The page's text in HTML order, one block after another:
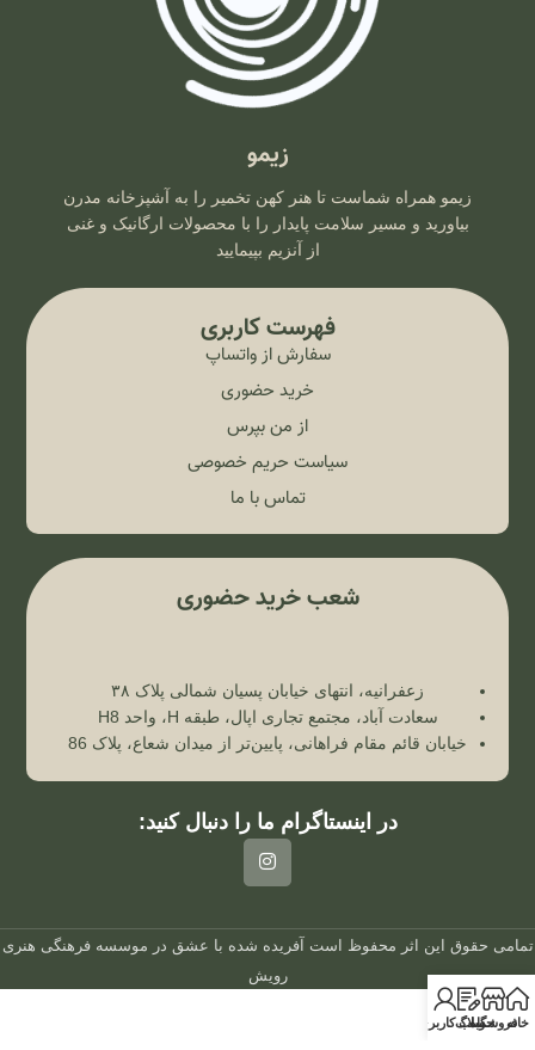
زیمو
زیمو همراه شماست تا هنر کهن تخمیر را به آشپزخانه مدرن
بیاورید و مسیر سلامت پایدار را با محصولات ارگانیک و غنی
از آنزیم بپیمایید
فهرست کاربری
سفارش از واتساپ
خرید حضوری
از من بپرس
سیاست حریم خصوصی
تماس با ما
شعب خرید حضوری
زعفرانیه، انتهای خیابان پسیان شمالی پلاک ۳۸
سعادت آباد، مجتمع تجاری اپال، طبقه H، واحد H8
خیابان قائم مقام فراهانی، پایین‌تر از میدان شعاع، پلاک 86
در اینستاگرام ما را دنبال کنید:
تمامی حقوق این اثر محفوظ است آفریده شده با عشق در موسسه فرهنگی هنری
رویش
خانهفروشگاهوبلاگ
حساب کاربری من